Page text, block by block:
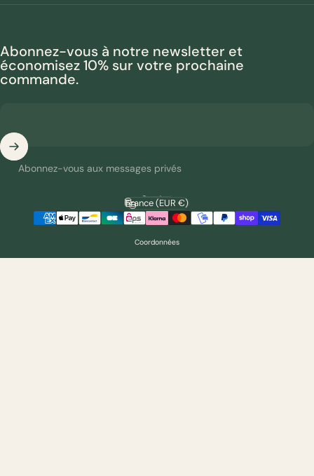
Abonnez-vous à notre newsletter et
économisez 10% sur votre prochaine
commande.
Abonnez-vous aux messages privés
Coordonnées
Langue
Pays/région
France (EUR €)